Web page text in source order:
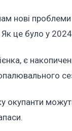
нові
це було у
є